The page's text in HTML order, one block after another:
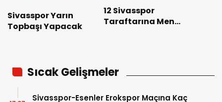
Sivasspor Yarın
Topbaşı Yapacak
12 Sivasspor
Taraftarına Men
Sıcak Gelişmeler
Sivasspor-Esenler Erokspor Maçına Kaç